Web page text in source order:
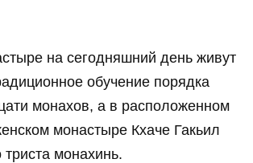
на сегодняшний день живут
обучение порядка
монахов, а в расположенном
монастыре Кхаче Гакьил
монахинь.